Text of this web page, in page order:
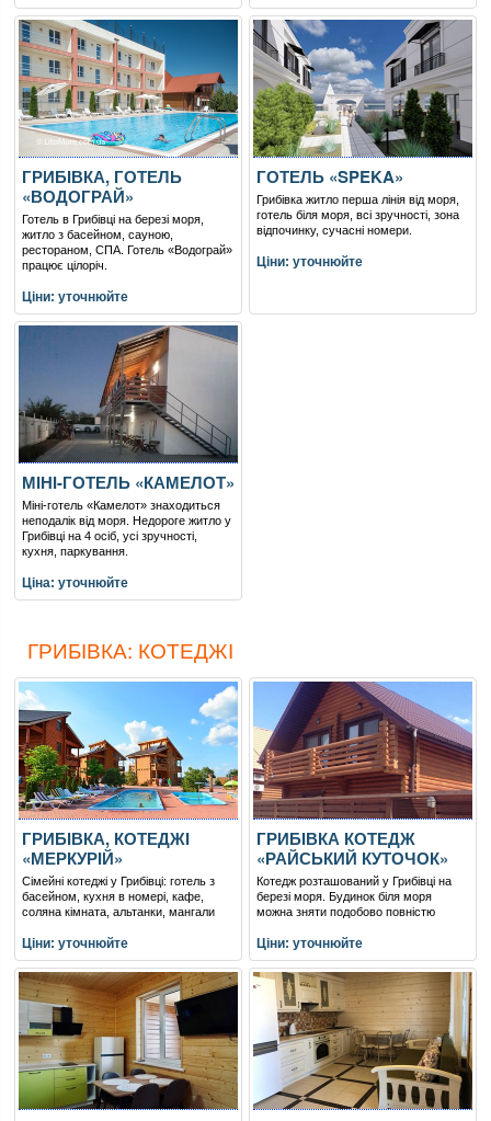
ГРИБІВКА, ГОТЕЛЬ
«ВОДОГРАЙ»
Готель в Грибівці на березі моря,
житло з басейном, сауною,
рестораном, СПА. Готель «Водограй»
працює цілоріч.
Ціни: уточнюйте
ГОТЕЛЬ «SPEKA»
Грибівка житло перша лінія від моря,
готель біля моря, всі зручності, зона
відпочинку, сучасні номери.
Ціни: уточнюйте
МІНІ-ГОТЕЛЬ «КАМЕЛОТ»
Міні-готель «Камелот» знаходиться
неподалік від моря. Недороге житло у
Грибівці на 4 осіб, усі зручності,
кухня, паркування.
Ціна: уточнюйте
ГРИБІВКА: КОТЕДЖІ
ГРИБІВКА, КОТЕДЖІ
«МЕРКУРІЙ»
Сімейні котеджі у Грибівці: готель з
басейном, кухня в номері, кафе,
соляна кімната, альтанки, мангали
Ціни: уточнюйте
ГРИБІВКА КОТЕДЖ
«РАЙСЬКИЙ КУТОЧОК»
Котедж розташований у Грибівці на
березі моря. Будинок біля моря
можна зняти подобово повністю
Ціни: уточнюйте